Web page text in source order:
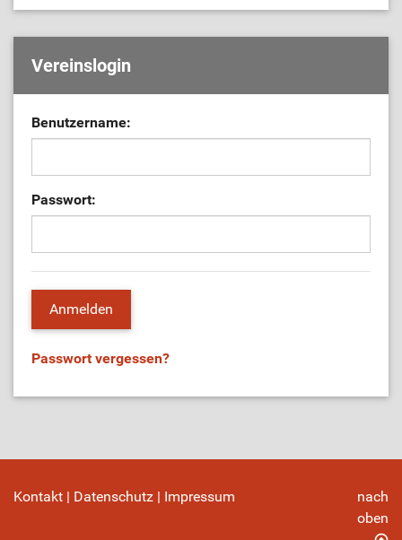
Vereinslogin
Benutzername:
Passwort:
Passwort vergessen?
Kontakt | Datenschutz | Impressum
nach
oben